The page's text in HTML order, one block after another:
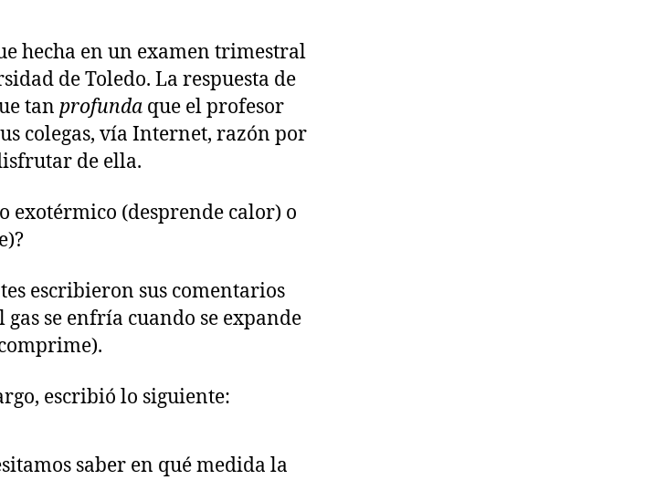
hecha en un examen trimestral
de Toledo. La respuesta de
tan profunda que el profesor
colegas, vía Internet, razón por
de ella.
exotérmico (desprende calor) o
escribieron sus comentarios
gas se enfría cuando se expande
escribió lo siguiente:
saber en qué medida la